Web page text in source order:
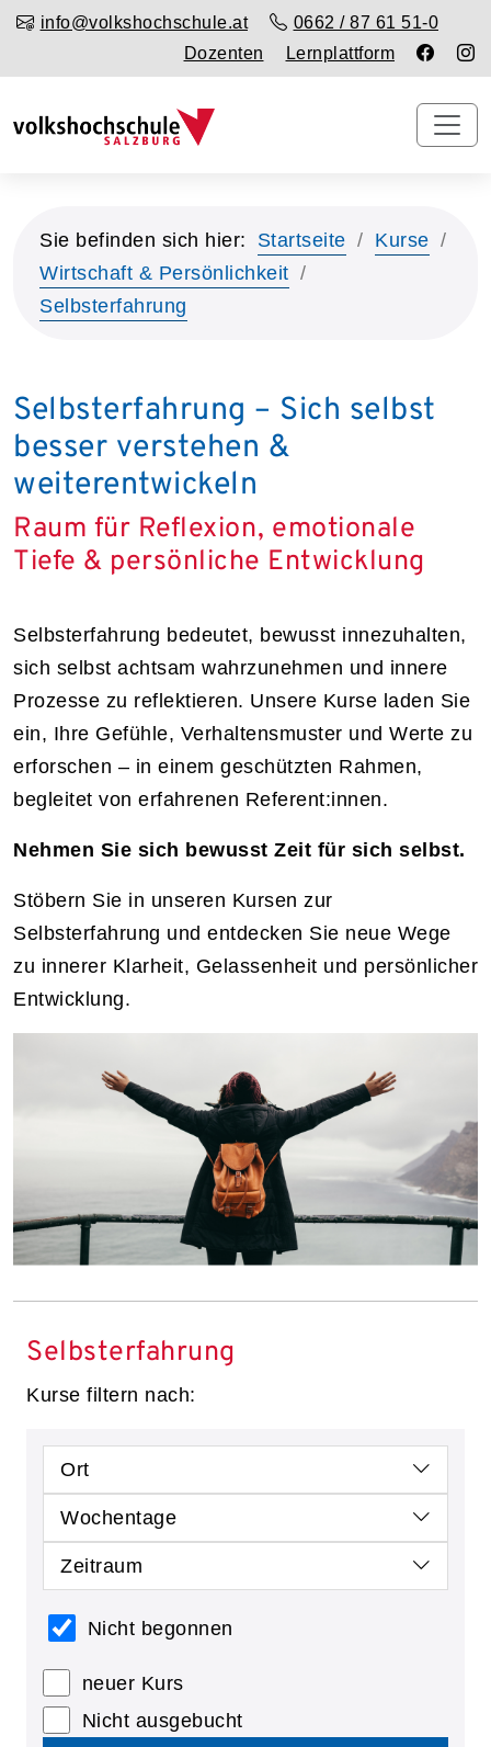
info@volkshochschule.at
0662 / 87 61 51-0
Dozenten
Lernplattform
Sie befinden sich hier: Startseite
Kurse
Wirtschaft & Persönlichkeit
Selbsterfahrung
Selbsterfahrung – Sich selbst
besser verstehen &
weiterentwickeln
Raum für Reflexion, emotionale
Tiefe & persönliche Entwicklung
Selbsterfahrung bedeutet, bewusst innezuhalten,
sich selbst achtsam wahrzunehmen und innere
Prozesse zu reflektieren. Unsere Kurse laden Sie
ein, Ihre Gefühle, Verhaltensmuster und Werte zu
erforschen – in einem geschützten Rahmen,
begleitet von erfahrenen Referent:innen.
Nehmen Sie sich bewusst Zeit für sich selbst.
Stöbern Sie in unseren Kursen zur
Selbsterfahrung und entdecken Sie neue Wege
zu innerer Klarheit, Gelassenheit und persönlicher
Entwicklung.
Selbsterfahrung
Kurse filtern nach:
Ort
Wochentage
Zeitraum
Nicht begonnen
neuer Kurs
Nicht ausgebucht